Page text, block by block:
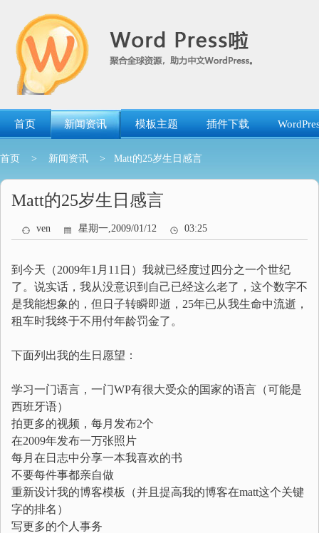
首页 新闻资讯 模板主题 插件下载
首页 > 新闻资讯 > Matt的25岁生日感言
Matt的25岁生日感言
ven 星期一,2009/01/12 03:25
到今天（2009年1月11日）我就已经度过四分之一个世纪
了。说实话，我从没意识到自己已经这么老了，这个数字不
是我能想象的，但日子转瞬即逝，25年已从我生命中流逝，
租车时我终于不用付年龄罚金了。
下面列出我的生日愿望：
学习一门语言，一门WP有很大受众的国家的语言（可能是
西班牙语）
拍更多的视频，每月发布2个
在2009年发布一万张照片
每月在日志中分享一本我喜欢的书
不要每件事都亲自做
重新设计我的博客模板（并且提高我的博客在matt这个关键
字的排名）
写更多的个人事务